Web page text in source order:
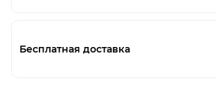
Бесплатная доставка